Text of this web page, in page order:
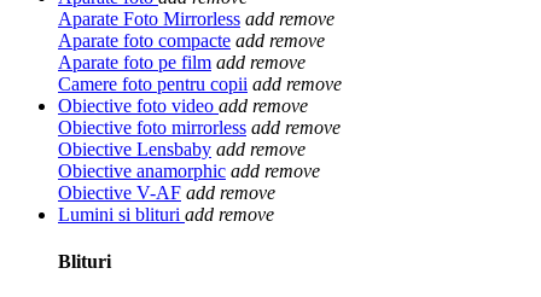
Aparate Foto Mirrorless add remove
Aparate foto compacte add remove
Aparate foto pe film add remove
Camere foto pentru copii add remove
Obiective foto video add remove
Obiective foto mirrorless add remove
Obiective Lensbaby add remove
Obiective anamorphic add remove
Obiective V-AF add remove
Lumini si blituri add remove
Blituri